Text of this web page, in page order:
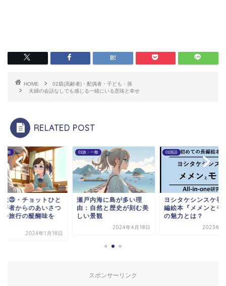
HOME
02親(高齢者)・配偶者・子ども・孫
夫婦の会話なしでも感じる一緒にいる意味と幸せ
RELATED POST
一般
載㉕・チョットひと
著者からのあいさつ
外旅行の醍醐味を
2024年1月18日
01旅・一般
瀬戸内海に島が多い理
由：自然と歴史が刻む美
しい景観
2024年4月18日
01国語
ヨシタケシンスケ初
編絵本『メメンとモ
の魅力とは？
2023年9
スポンサーリンク